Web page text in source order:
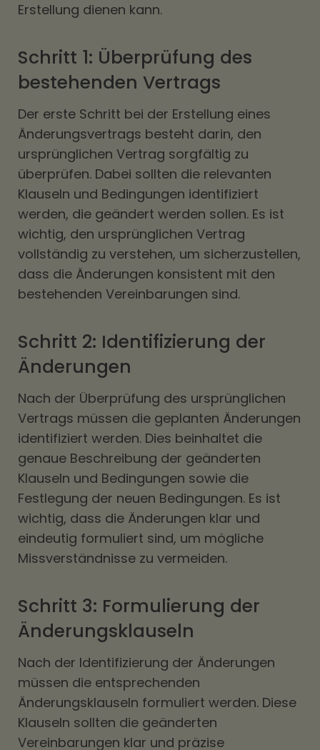
Erstellung dienen kann.
Schritt 1: Überprüfung des
bestehenden Vertrags
Der erste Schritt bei der Erstellung eines
Änderungsvertrags besteht darin, den
ursprünglichen Vertrag sorgfältig zu
überprüfen. Dabei sollten die relevanten
Klauseln und Bedingungen identifiziert
werden, die geändert werden sollen. Es ist
wichtig, den ursprünglichen Vertrag
vollständig zu verstehen, um sicherzustellen,
dass die Änderungen konsistent mit den
bestehenden Vereinbarungen sind.
Schritt 2: Identifizierung der
Änderungen
Nach der Überprüfung des ursprünglichen
Vertrags müssen die geplanten Änderungen
identifiziert werden. Dies beinhaltet die
genaue Beschreibung der geänderten
Klauseln und Bedingungen sowie die
Festlegung der neuen Bedingungen. Es ist
wichtig, dass die Änderungen klar und
eindeutig formuliert sind, um mögliche
Missverständnisse zu vermeiden.
Schritt 3: Formulierung der
Änderungsklauseln
Nach der Identifizierung der Änderungen
müssen die entsprechenden
Änderungsklauseln formuliert werden. Diese
Klauseln sollten die geänderten
Vereinbarungen klar und präzise